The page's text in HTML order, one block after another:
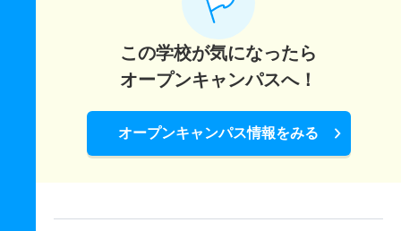
この学校が気になったら
オープンキャンパスへ！
オープンキャンパス情報をみる